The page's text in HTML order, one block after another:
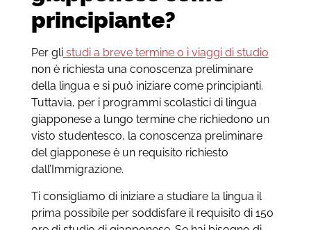
principiante?
Per glistudi a breve termine o i viaggi di studio
non è richiesta una conoscenza preliminare
della lingua e si può iniziare come principianti.
Tuttavia, per i programmi scolastici di lingua
giapponese a lungo termine che richiedono un
visto studentesco, la conoscenza preliminare
del giapponese è un requisito richiesto
dall’Immigrazione.
Ti consigliamo di iniziare a studiare la lingua il
prima possibile per soddisfare il requisito di 150